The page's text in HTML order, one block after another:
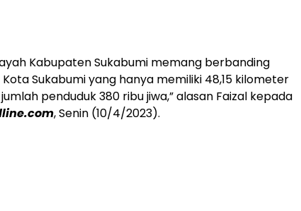
Kabupaten Sukabumi memang berbanding
Sukabumi yang hanya memiliki 48,15 kilometer
penduduk 380 ribu jiwa,” alasan Faizal kepada
, Senin (10/4/2023).